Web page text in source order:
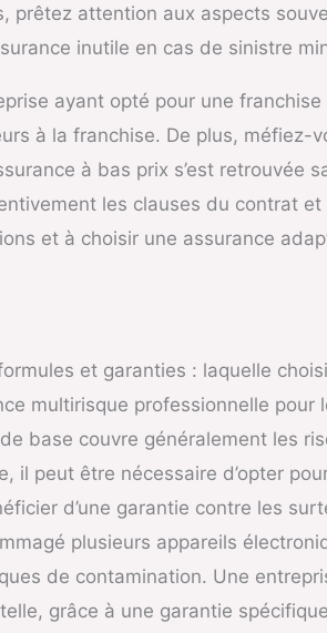
prêtez attention aux aspects
inutile en cas de sinistre
ayant opté pour une
à la franchise. De plus,
à bas prix s’est
les clauses du contrat
et à choisir une assurance
et garanties : laquelle
multirisque professionnelle
base couvre généralement les
il peut être nécessaire d’opter
d’une garantie contre les
plusieurs appareils
de contamination. Une
grâce à une garantie